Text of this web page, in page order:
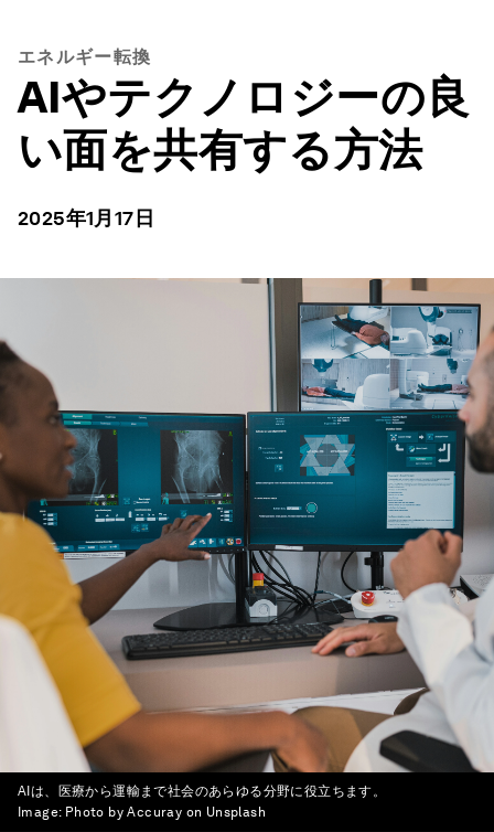
エネルギー転換
AIやテクノロジーの良
い面を共有する方法
2025年1月17日
AIは、医療から運輸まで社会のあらゆる分野に役立ちます。
Image: Photo by Accuray on Unsplash